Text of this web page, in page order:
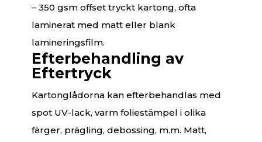
– 350 gsm offset tryckt kartong, ofta
laminerat med matt eller blank
lamineringsfilm.
Efterbehandling av
Eftertryck
Kartonglådorna kan efterbehandlas med
spot UV-lack, varm foliestämpel i olika
färger, prägling, debossing, m.m. Matt,